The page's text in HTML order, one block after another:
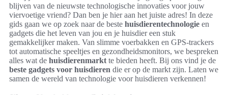
blijven van de nieuwste technologische innovaties voor jouw
viervoetige vriend? Dan ben je hier aan het juiste adres! In deze
gids gaan we op zoek naar de beste huisdierentechnologie en
gadgets die het leven van jou en je huisdier een stuk
gemakkelijker maken. Van slimme voerbakken en GPS-trackers
tot automatische speeltjes en gezondheidsmonitors, we bespreken
alles wat de huisdierenmarkt te bieden heeft. Bij ons vind je de
beste gadgets voor huisdieren die er op de markt zijn. Laten we
samen de wereld van technologie voor huisdieren verkennen!